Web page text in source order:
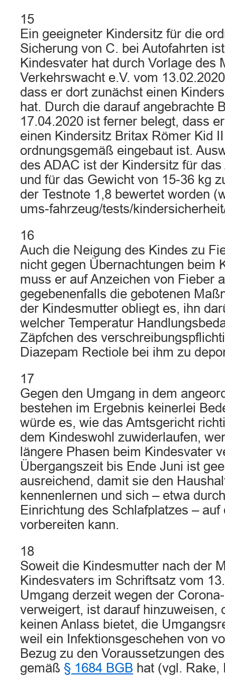
15
Ein geeigneter Kindersitz für die
Sicherung von C. bei Autofahrten
Kindesvater hat durch Vorlage des
Verkehrswacht e.V. vom
dass er dort zunächst einen
hat. Durch die darauf angebrachte
17.04.2020 ist ferner belegt, dass
einen Kindersitz Britax Römer Kid
ordnungsgemäß eingebaut ist.
des ADAC ist der Kindersitz für
und für das Gewicht von 15-36 kg
der Testnote 1,8 bewertet worden
ums-fahrzeug/tests/
16
Auch die Neigung des Kindes zu
nicht gegen Übernachtungen beim
muss er auf Anzeichen von Fieber
gegebenenfalls die gebotenen
der Kindesmutter obliegt es, ihn
welcher Temperatur
Zäpfchen des
Diazepam Rectiole bei ihm zu
17
Gegen den Umgang in dem
bestehen im Ergebnis keinerlei
würde es, wie das Amtsgericht
dem Kindeswohl zuwiderlaufen,
längere Phasen beim Kindesvater
Übergangszeit bis Ende Juni ist
ausreichend, damit sie den
kennenlernen und sich – etwa
Einrichtung des Schlafplatzes –
vorbereiten kann.
18
Soweit die Kindesmutter nach der
Kindesvaters im Schriftsatz vom
Umgang derzeit wegen der
verweigert, ist darauf hinzuweisen,
keinen Anlass bietet, die
weil ein Infektionsgeschehen von
Bezug zu den Voraussetzungen
gemäß § 1684 BGB hat (vgl.